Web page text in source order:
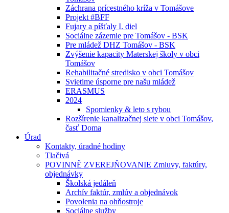
Záchrana prícestného kríža v Tomášove
Projekt #BFF
Fujary a píšťaly I. diel
Sociálne zázemie pre Tomášov - BSK
Pre mládež DHZ Tomášov - BSK
Zvýšenie kapacity Materskej školy v obci
Tomášov
Rehabilitačné stredisko v obci Tomášov
Svietime úsporne pre našu mládež
ERASMUS
2024
Spomienky & leto s rybou
Rozšírenie kanalizačnej siete v obci Tomášov,
časť Doma
Úrad
Kontakty, úradné hodiny
Tlačivá
POVINNĚ ZVEREJŇOVANIE Zmluvy, faktúry,
objednávky
Školská jedáleň
Archív faktúr, zmlúv a objednávok
Povolenia na ohňostroje
Sociálne služby